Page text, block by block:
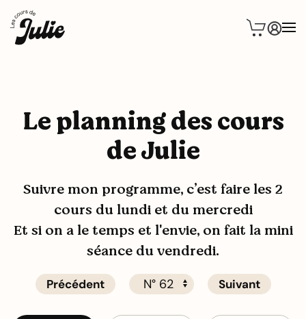
Le planning des cours
de Julie
Suivre mon programme, c’est faire les 2
cours du lundi et du mercredi
Et si on a le temps et l'envie, on fait la mini
séance du vendredi.
Précédent Suivant